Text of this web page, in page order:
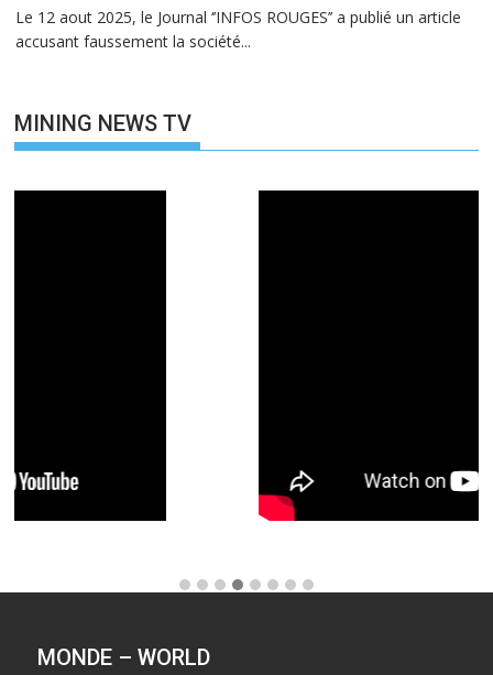
Le 12 aout 2025, le Journal ‘’INFOS ROUGES’’ a publié un article
accusant faussement la société...
MINING NEWS TV
MONDE – WORLD